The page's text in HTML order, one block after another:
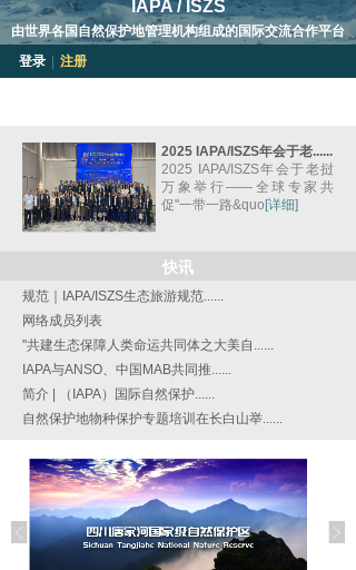
登录 注册
IAPA / ISZS
由世界各国自然保护地管理机构组成的国际交流合作平台
2025 IAPA/ISZS年会于老......
2025 IAPA/ISZS年会于老挝
万象举行——全球专家共
促"一带一路&quo [详细]
规范｜IAPA/ISZS生态旅游规范......
网络成员列表
"共建生态保障人类命运共同体之大美自......
IAPA与ANSO、中国MAB共同推......
简介 | （IAPA）国际自然保护......
自然保护地物种保护专题培训在长白山举......
快讯